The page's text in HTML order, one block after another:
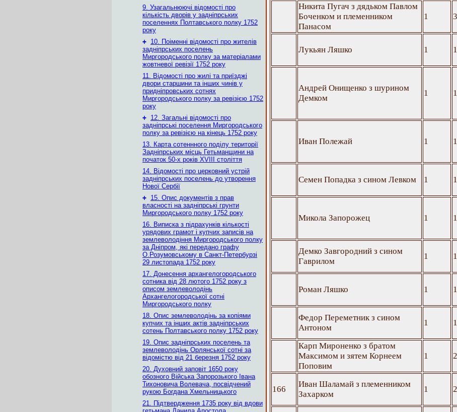
9. Узагальнюючі відомості про
кількість дворів у задніпрських
поселеннях Полтавського полку 1752
року
+ 10. Поіменні відомості про жителів
задніпрських поселень
Миргородського полку за матеріалами
жовтневої ревізії 1752 року
11. Відомості про жилі та приїзджі
двори старшини та інших чинів у
придніпровських сотнях
Миргородського полку за ревізією 1752
року
+ 12. Загальні відомості про
задніпрські поселення Миргородського
полку за ревізією на кінець 1752 року
13. Карта сотеннного поділу території
Задніпрських місць Гетьманщини на
початок 50-х років ХVІІІ століття
14. Відомості про церковний устрій
задніпрських поселень до утворення
Нової Сербії
+ 15. Опис документів з прав
власності на задніпрські грунти
Миргородського полку 1752 року
16. Виписка з підрахунків кількості
урядових грамот і купчих записів на
землеволодіння Миргородського полку
за Дніпром, які передано графу
О.Розумовському в Санкт-Петербурзі
29 листопада 1752 року
17. Донесення архангелогородського
сотника від 28 лютого 1752 року з
описом землеволодінь
Архангелогородської сотні
Миргородського полку
18. Опис землеволодінь за копіями
купчих та інших актів задніпрських
сотень Полтавського полку 1752 року
19. Опис задніпрських поселень та
землеволодінь Орлянської сотні за
відомістю від 21 березня 1752 року
20. Духовний заповіт 1650 року
обозного Війська Запорозького Івана
Тихоновича Волевача, посвідчений
рукою Богдана Хмельницького
21. Підтвердження 1735 року від вдови
Никита Пугач з дядьком Павлом
Боченком и племенником
Панасом
1 3
Лукьян Ляшко 1 1
Андрей Онищенко з шурином
Демком
1 1
Иван Полежай 1 1
Семен Попадка з сином Левком 1 1
Микола Запорожец 1 1
Демко Завгородний з сином
Гаврилом
1 1
Роман Ляшко 1 1
Федор Переметник з сином
Антоном
1 1
Карп Мироненко з братом
Максимом и зятем Корнеем
Поповим
1 2
166
Иван Шаламай з племенником
Захарком
1 2